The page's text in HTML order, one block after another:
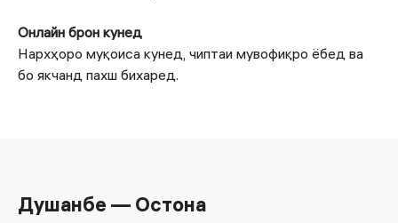
Онлайн брон кунед
Нархҳоро муқоиса кунед, чиптаи мувофиқро ёбед ва
бо якчанд пахш бихаред.
Душанбе — Остона